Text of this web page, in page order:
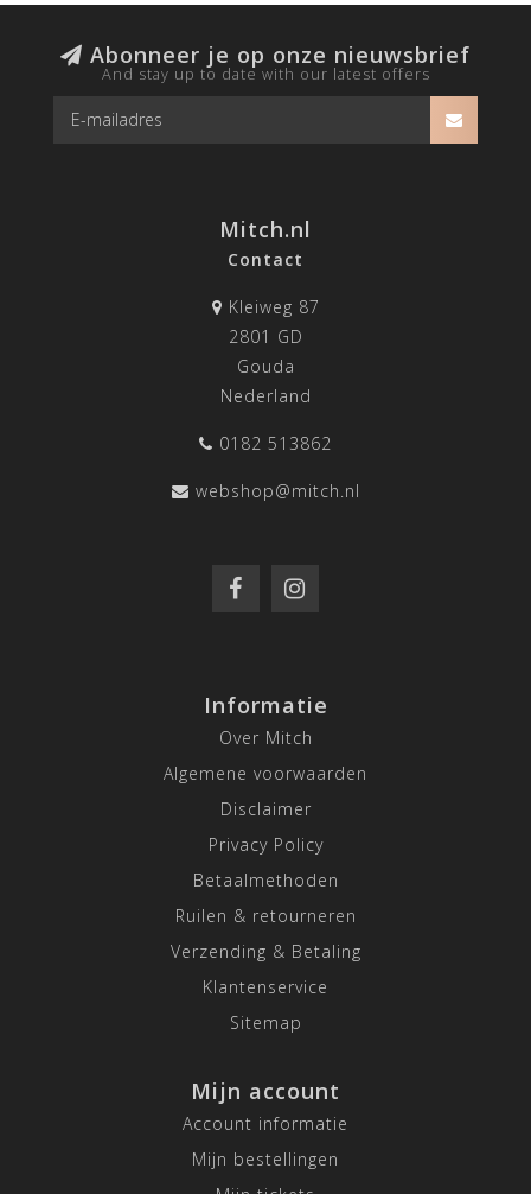
Abonneer je op onze nieuwsbrief
And stay up to date with our latest offers
Mitch.nl
Contact
Kleiweg 87
2801 GD
Gouda
Nederland
0182 513862
webshop@mitch.nl
Informatie
Over Mitch
Algemene voorwaarden
Disclaimer
Privacy Policy
Betaalmethoden
Ruilen & retourneren
Verzending & Betaling
Klantenservice
Sitemap
Mijn account
Account informatie
Mijn bestellingen